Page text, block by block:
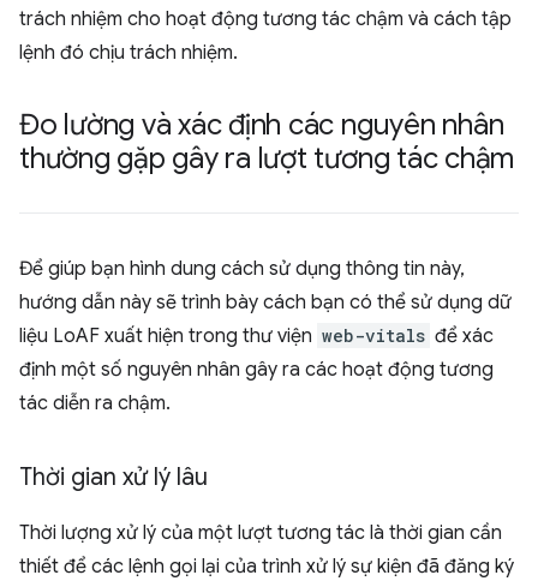
trách nhiệm cho hoạt động tương tác chậm và cách tập
lệnh đó chịu trách nhiệm.
Đo lường và xác định các nguyên nhân
thường gặp gây ra lượt tương tác chậm
Để giúp bạn hình dung cách sử dụng thông tin này,
hướng dẫn này sẽ trình bày cách bạn có thể sử dụng dữ
liệu LoAF xuất hiện trong thư viện web-vitals để xác
định một số nguyên nhân gây ra các hoạt động tương
tác diễn ra chậm.
Thời gian xử lý lâu
Thời lượng xử lý của một lượt tương tác là thời gian cần
thiết để các lệnh gọi lại của trình xử lý sự kiện đã đăng ký